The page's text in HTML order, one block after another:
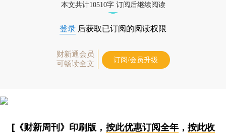
本文共计10510字 订阅后继续阅读
登录 后获取已订阅的阅读权限
财新通会员
可畅读全文
订阅/会员升级
[《财新周刊》印刷版， 按此优惠订阅全年， 按此收